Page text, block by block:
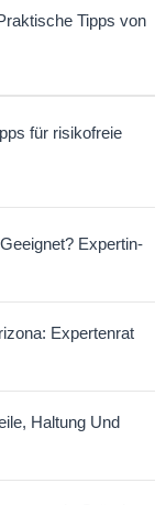
Tipps von
für risikofreie
Expertin-
Expertenrat
Haltung Und